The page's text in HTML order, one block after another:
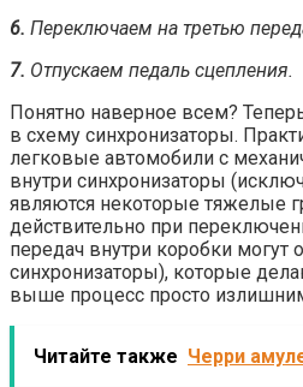
6. Переключаем на третью
7. Отпускаем педаль сцепления.
Понятно наверное всем?
в схему синхронизаторы.
легковые автомобили с
внутри синхронизаторы
являются некоторые тяжелые
действительно при
передач внутри коробки могут
синхронизаторы), которые
выше процесс просто
Читайте также Черри